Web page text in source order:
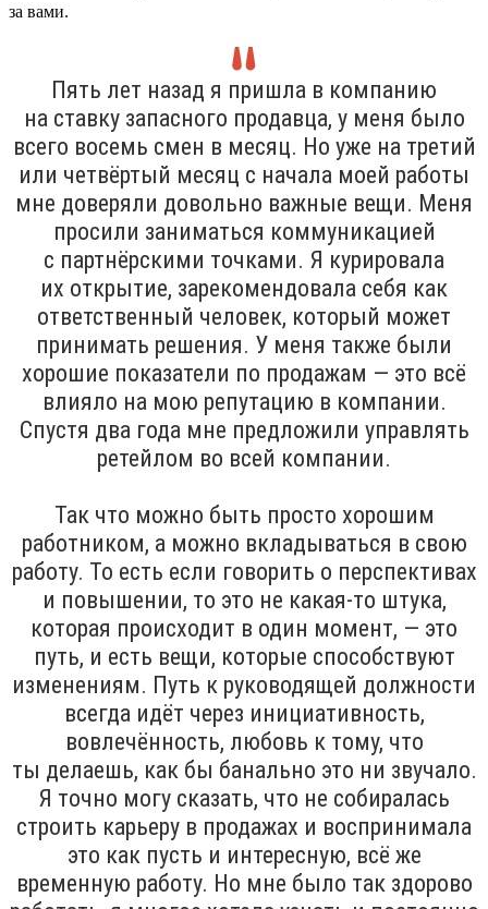
за вами.
Пять лет назад я пришла в компанию
на ставку запасного продавца, у меня было
всего восемь смен в месяц. Но уже на третий
или четвёртый месяц с начала моей работы
мне доверяли довольно важные вещи. Меня
просили заниматься коммуникацией
с партнёрскими точками. Я курировала
их открытие, зарекомендовала себя как
ответственный человек, который может
принимать решения. У меня также были
хорошие показатели по продажам — это всё
влияло на мою репутацию в компании.
Спустя два года мне предложили управлять
ретейлом во всей компании.
Так что можно быть просто хорошим
работником, а можно вкладываться в свою
работу. То есть если говорить о перспективах
и повышении, то это не какая-то штука,
которая происходит в один момент, — это
путь, и есть вещи, которые способствуют
изменениям. Путь к руководящей должности
всегда идёт через инициативность,
вовлечённость, любовь к тому, что
ты делаешь, как бы банально это ни звучало.
Я точно могу сказать, что не собиралась
строить карьеру в продажах и воспринимала
это как пусть и интересную, всё же
временную работу. Но мне было так здорово